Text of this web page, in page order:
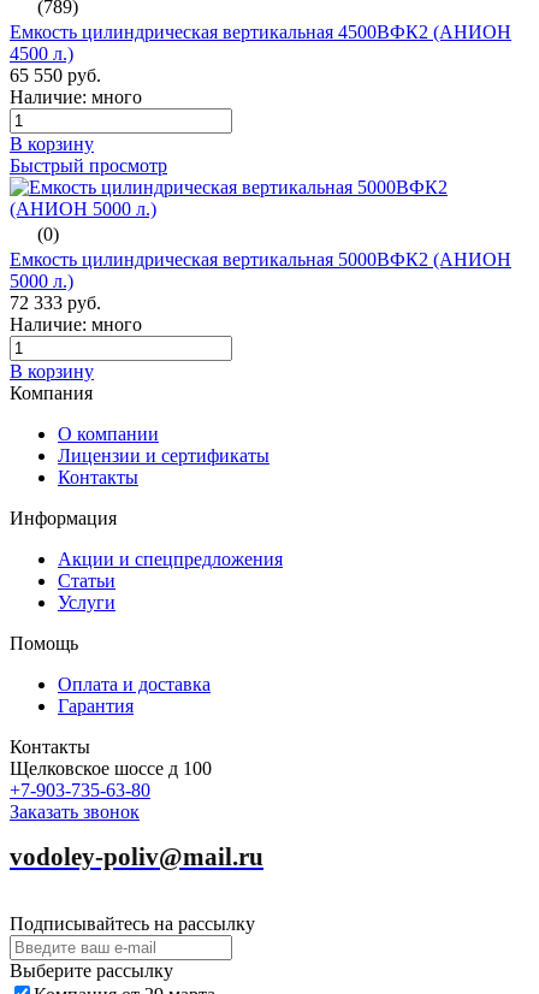
(789)
Емкость цилиндрическая вертикальная 4500ВФК2 (АНИОН
4500 л.)
65 550 руб.
Наличие: много
В корзину
Быстрый просмотр
(0)
Емкость цилиндрическая вертикальная 5000ВФК2 (АНИОН
5000 л.)
72 333 руб.
Наличие: много
В корзину
Компания
О компании
Лицензии и сертификаты
Контакты
Информация
Акции и спецпредложения
Статьи
Услуги
Помощь
Оплата и доставка
Гарантия
Контакты
Щелковское шоссе д 100
+7-903-735-63-80
Заказать звонок
vodoley-poliv@mail.ru
Подписывайтесь на рассылку
Выберите рассылку